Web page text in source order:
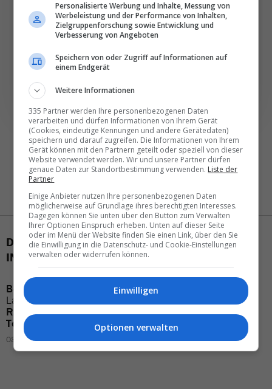
Täglich oder wöchentlich, mit mehr Insights oder
weniger. Bei Travel­news haben Sie die Wahl.
NEWSLETTER ENTDECKEN
DAS KÖNNTE SIE AUCH
INTERESSIEREN
Boeing 767
Landung
RettungfürFlip-Flop-
Touristen
08.05.2026 – 09:34
Die
Scherze
01.04.2026 – 10:41
Personalisierte Werbung und Inhalte, Messung von
Werbeleistung und der Performance von Inhalten,
Zielgruppenforschung sowie Entwicklung und
Verbesserung von Angeboten
Speichern von oder Zugriff auf Informationen auf
einem Endgerät
Weitere Informationen
335 Partner werden Ihre personenbezogenen Daten
verarbeiten und dürfen Informationen von Ihrem Gerät
(Cookies, eindeutige Kennungen und andere Gerätedaten)
speichern und darauf zugreifen. Die Informationen von Ihrem
Gerät können mit den Partnern geteilt oder speziell von dieser
Website verwendet werden. Wir und unsere Partner dürfen
genaue Daten zur Standortbestimmung verwenden. Liste der
Partner
Einige Anbieter nutzen Ihre personenbezogenen Daten
möglicherweise auf Grundlage ihres berechtigten Interesses.
Dagegen können Sie unten über den Button zum Verwalten
Ihrer Optionen Einspruch erheben. Unten auf dieser Seite
oder im Menü der Website finden Sie einen Link, über den Sie
die Einwilligung in die Datenschutz- und Cookie-Einstellungen
verwalten oder widerrufen können.
Einwilligen
Optionen verwalten